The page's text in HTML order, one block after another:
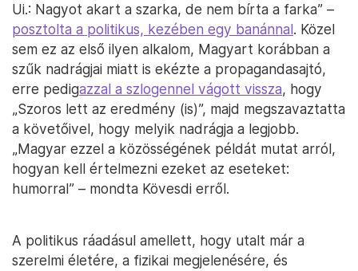
Ui.: Nagyot akart a szarka, de nem bírta a farka” –
posztolta a politikus, kezében egy banánnal. Közel
sem ez az első ilyen alkalom, Magyart korábban a
szűk nadrágjai miatt is ekézte a propagandasajtó,
erre pedigazzal a szlogennel vágott vissza, hogy
„Szoros lett az eredmény (is)”, majd megszavaztatta
a követőivel, hogy melyik nadrágja a legjobb.
„Magyar ezzel a közösségének példát mutat arról,
hogyan kell értelmezni ezeket az eseteket:
humorral” – mondta Kövesdi erről.
A politikus ráadásul amellett, hogy utalt már a
szerelmi életére, a fizikai megjelenésére, és